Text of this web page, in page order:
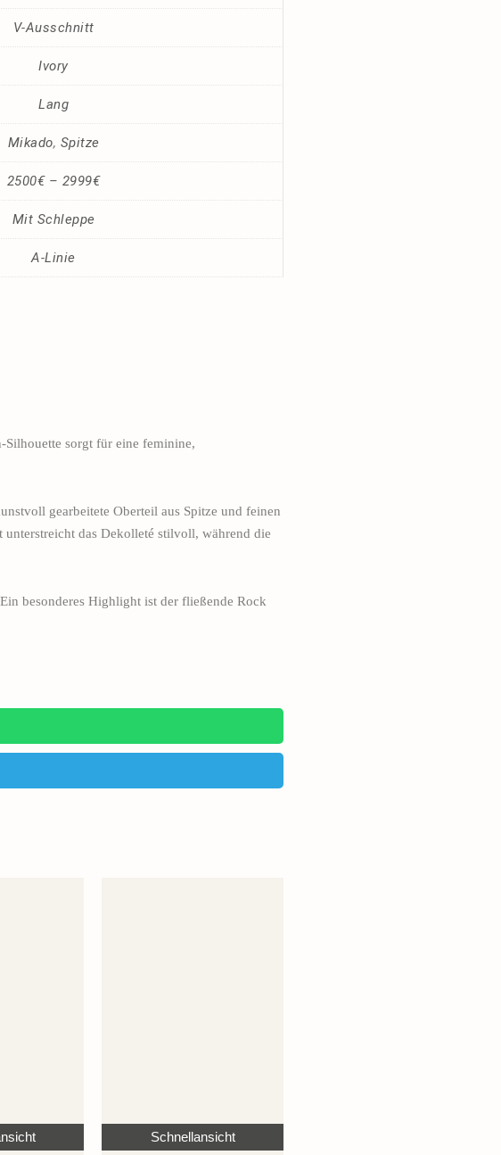
V-Ausschnitt
Ivory
Lang
Mikado, Spitze
2500€ – 2999€
Mit Schleppe
A-Linie
sorgt für eine feminine,
gearbeitete Oberteil aus Spitze und feinen
das Dekolleté stilvoll, während die
besonderes Highlight ist der fließende Rock
Schnellansicht